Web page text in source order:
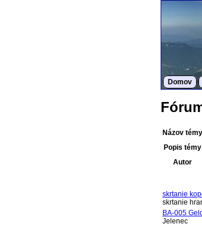
Domov
Názov témy
Popis témy
Autor
skrtanie
skrtanie
BA-005
Jelenec